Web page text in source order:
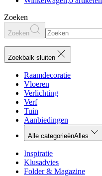
Zoeken
Zoeken
Zoekbalk sluiten
Raamdecoratie
Vloeren
Verlichting
Verf
Tuin
Aanbiedingen
Alle categorieënAlles
Inspiratie
Klusadvies
Folder & Magazine